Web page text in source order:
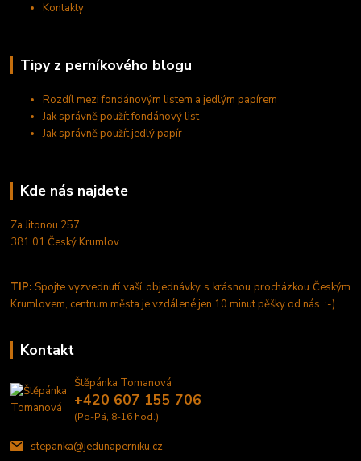
Kontakty
Tipy z perníkového blogu
Rozdíl mezi fondánovým listem a jedlým papírem
Jak správně použít fondánový list
Jak správně použít jedlý papír
Kde nás najdete
Za Jitonou 257
381 01 Český Krumlov
TIP: Spojte vyzvednutí vaší objednávky s krásnou procházkou Českým
Krumlovem, centrum města je vzdálené jen 10 minut pěšky od nás. :-)
Kontakt
Štěpánka Tomanová
+420 607 155 706
(Po-Pá, 8-16 hod.)
stepanka@jedunaperniku.cz